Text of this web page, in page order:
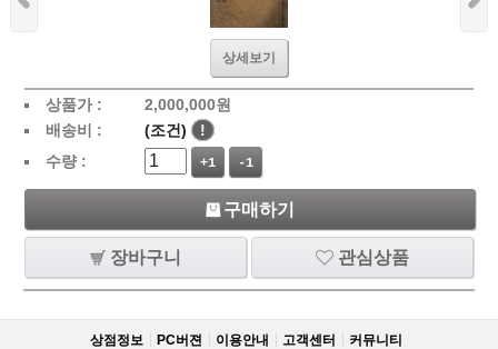
상세보기
상품가 : 2,000,000원
배송비 :
(조건)
!
수량 :
+1 -1
구매하기
장바구니 관심상품
상점정보 PC버젼 이용안내 고객센터 커뮤니티